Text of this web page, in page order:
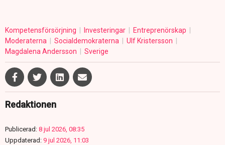
Kompetensförsörjning Investeringar
Entreprenörskap
Moderaterna
Socialdemokraterna
Ulf Kristersson
Magdalena Andersson
Sverige
Redaktionen
Publicerad: 8 jul 2026, 08:35
Uppdaterad: 9 jul 2026, 11:03